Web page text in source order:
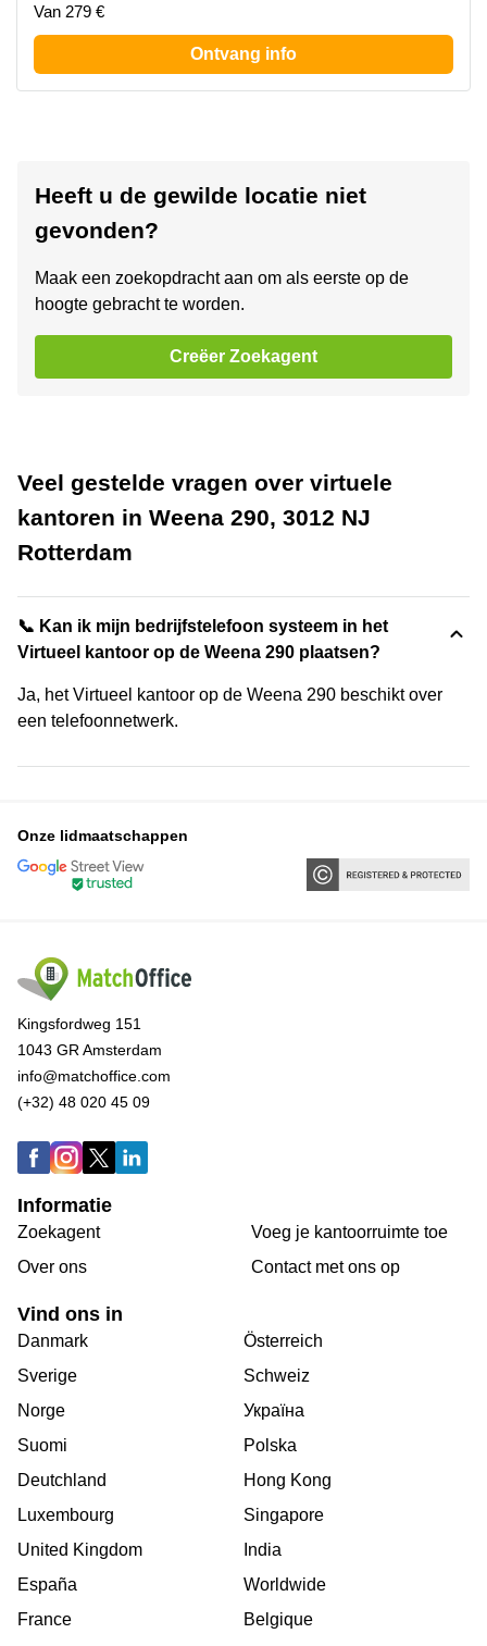
Van 279 €
Ontvang info
Heeft u de gewilde locatie niet
gevonden?
Maak een zoekopdracht aan om als eerste op de
hoogte gebracht te worden.
Creëer Zoekagent
Veel gestelde vragen over virtuele
kantoren in Weena 290, 3012 NJ
Rotterdam
📞 Kan ik mijn bedrijfstelefoon systeem in het
Virtueel kantoor op de Weena 290 plaatsen?
Ja, het Virtueel kantoor op de Weena 290 beschikt over
een telefoonnetwerk.
Onze lidmaatschappen
Kingsfordweg 151
1043 GR Amsterdam
info@matchoffice.com
(+32) 48 020 45 09
Informatie
Zoekagent
Over ons
Voeg je kantoorruimte toe
Сontact met ons op
Vind ons in
Danmark
Sverige
Norge
Suomi
Deutchland
Luxembourg
United Kingdom
España
France
Österreich
Schweiz
Україна
Polska
Hong Kong
Singapore
India
Worldwide
Belgique